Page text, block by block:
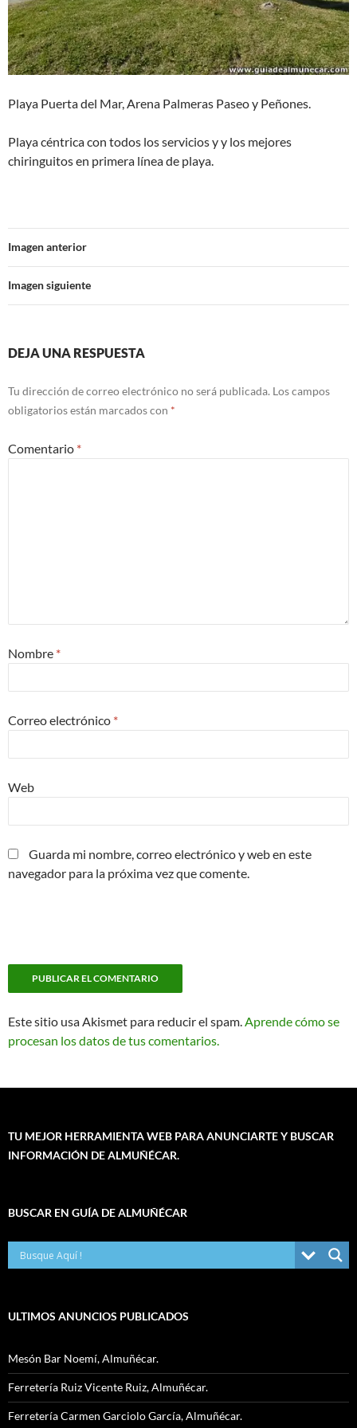
Playa Puerta del Mar, Arena Palmeras Paseo y Peñones.
Playa céntrica con todos los servicios y y los mejores
chiringuitos en primera línea de playa.
Imagen anterior
Imagen siguiente
DEJA UNA RESPUESTA
Tu dirección de correo electrónico no será publicada. Los campos
obligatorios están marcados con *
Comentario *
Nombre *
Correo electrónico *
Web
Guarda mi nombre, correo electrónico y web en este
navegador para la próxima vez que comente.
Este sitio usa Akismet para reducir el spam.Aprende cómo se
procesan los datos de tus comentarios.
TU MEJOR HERRAMIENTA WEB PARA ANUNCIARTE Y BUSCAR
INFORMACIÓN DE ALMUÑÉCAR.
BUSCAR EN GUÍA DE ALMUÑÉCAR
ULTIMOS ANUNCIOS PUBLICADOS
Mesón Bar Noemí, Almuñécar.
Ferretería Ruiz Vicente Ruiz, Almuñécar.
Ferretería Carmen Garciolo García, Almuñécar.